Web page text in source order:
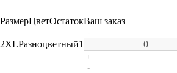
РазмерЦветОстатокВаш заказ
2XLРазноцветный1
-
+
-